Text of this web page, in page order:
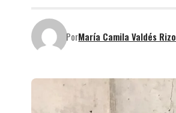
PorMaría Camila Valdés Rizo